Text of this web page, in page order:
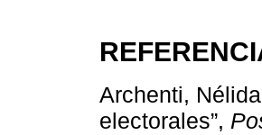
Archenti,
electorales”,